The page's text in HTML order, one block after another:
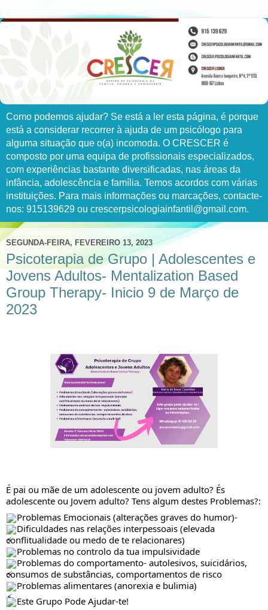
Como podemos ajudar? Se está a ler esta página, é porque
está a considerar recorrer à ajuda de um psicólogo para
alguma situação que o(a) incomoda. O CRESCER é
composto por uma equipa de profissionais especializados,
com experiências bastante diversificadas, nas áreas da
infância, adolescência e família. Temos acordos com várias
instituições. Para mais informações ou marcações, contacte-
nos: 915139629 ou crescerpsicologiainfantil@gmail.com.
SEGUNDA-FEIRA, FEVEREIRO 13, 2023
Psicoterapia de Grupo | Adolescentes e
Jovens Adultos- Mentalization Based
Group Therapy- Inicio 9 de Março de
2023
É pai ou mãe de um adolescente ou jovem adulto? És
adolescente ou Jovem adulto? Tens algum destes Problemas?:
Problemas Emocionais (alterações graves do humor)-
Dificuldades nas relações interpessoais (elevada
conflitualidade ou medo de te relacionares)
Problemas no controlo da tua impulsividade
Problemas do comportamento- autolesivos, suicidários,
consumos de substâncias, comportamentos de risco
Problemas alimentares (anorexia e bulimia)
Este Grupo Pode Ajudar-te!